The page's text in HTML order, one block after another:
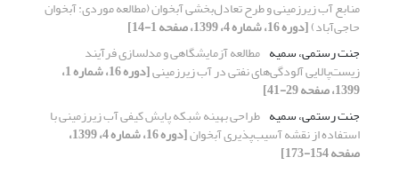
منابع آب زیرزمینی و طرح تعادل‌بخشی آبخوان (مطالعه موردی: آبخوان
حاجی‌آباد)[دوره 16، شماره 4، 1399، صفحه 1-14]
جنت رستمی، سمیه مطالعه آزمایشگاهی و مدلسازی فرآیند
زیست‌پالایی آلودگی‌های نفتی در آب زیرزمینی [دوره 16، شماره 1،
1399، صفحه 29-41]
جنت رستمی، سمیه طراحی بهینه شبکه پایش کیفی آب زیرزمینی با
استفاده از نقشه آسیب‌پذیری آبخوان [دوره 16، شماره 4، 1399،
صفحه 154-173]